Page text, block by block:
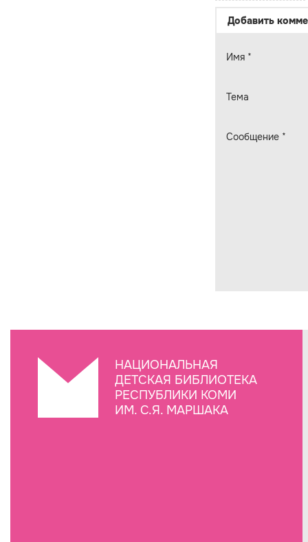
Добавить
Имя *
Тема
Сообщение *
НАЦИОНАЛЬНАЯ
ДЕТСКАЯ БИБЛИОТЕКА
РЕСПУБЛИКИ КОМИ
ИМ. С.Я. МАРШАКА